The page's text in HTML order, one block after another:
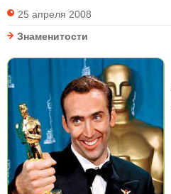
25 апреля 2008
Знаменитости